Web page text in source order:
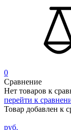
0
Сравнение
Нет товаров к
перейти к
Товар добавлен к
руб.